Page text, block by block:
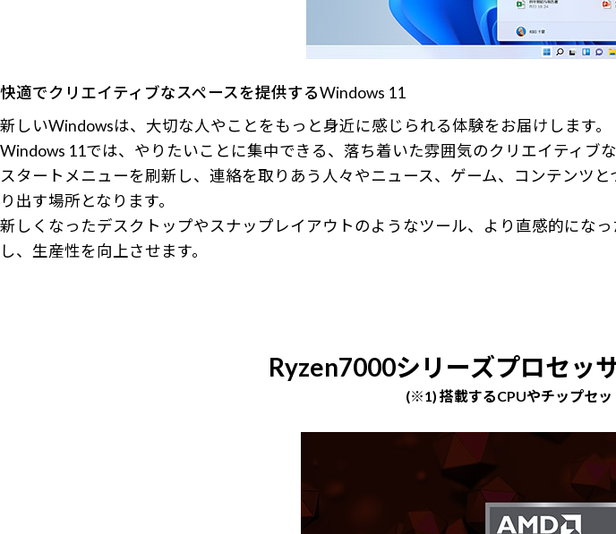
快適でクリエイティブなスペースを提供するWindows 11
新しいWindowsは、大切な人やことをもっと身近に感じられる体験をお届けします。
Windows 11では、やりたいことに集中できる、落ち着いた雰囲気のクリエイティブな
スタートメニューを刷新し、連絡を取りあう人々やニュース、ゲーム、コンテンツ
り出す場所となります。
新しくなったデスクトップやスナップレイアウトのようなツール、より直感的にな
し、生産性を向上させます。
Ryzen7000シリーズプロセッ
(※1) 搭載するCPUやチップセ